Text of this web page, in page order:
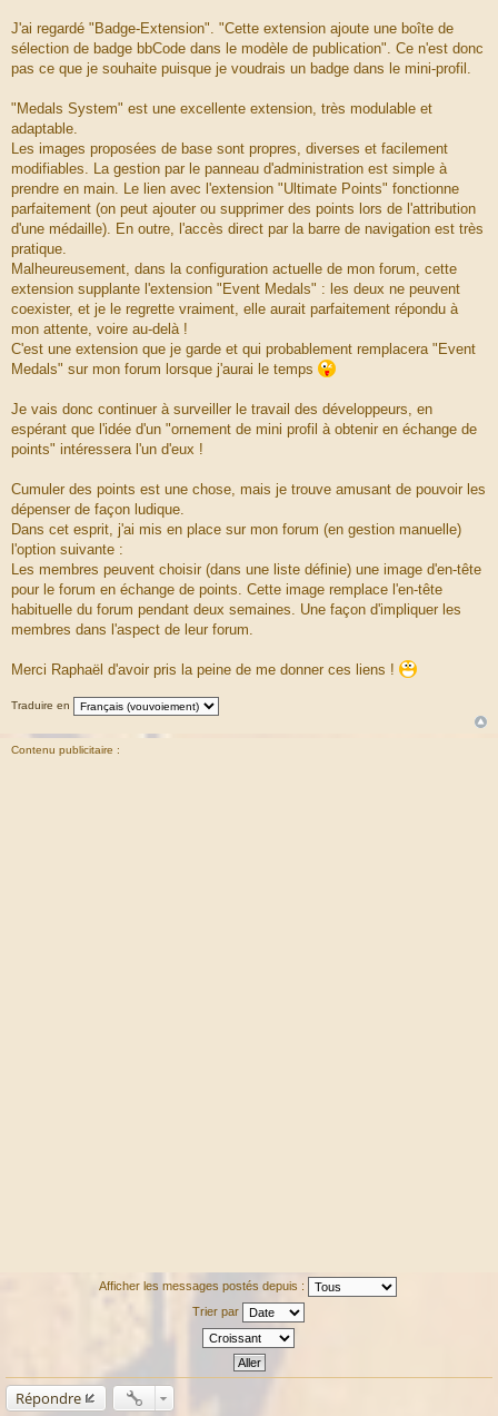
J'ai regardé "Badge-Extension". "Cette extension ajoute une boîte de
sélection de badge bbCode dans le modèle de publication". Ce n'est donc
pas ce que je souhaite puisque je voudrais un badge dans le mini-profil.
"Medals System" est une excellente extension, très modulable et
adaptable.
Les images proposées de base sont propres, diverses et facilement
modifiables. La gestion par le panneau d'administration est simple à
prendre en main. Le lien avec l'extension "Ultimate Points" fonctionne
parfaitement (on peut ajouter ou supprimer des points lors de l'attribution
d'une médaille). En outre, l'accès direct par la barre de navigation est très
pratique.
Malheureusement, dans la configuration actuelle de mon forum, cette
extension supplante l'extension "Event Medals" : les deux ne peuvent
coexister, et je le regrette vraiment, elle aurait parfaitement répondu à
mon attente, voire au-delà !
C'est une extension que je garde et qui probablement remplacera "Event
Medals" sur mon forum lorsque j'aurai le temps
Je vais donc continuer à surveiller le travail des développeurs, en
espérant que l'idée d'un "ornement de mini profil à obtenir en échange de
points" intéressera l'un d'eux !
Cumuler des points est une chose, mais je trouve amusant de pouvoir les
dépenser de façon ludique.
Dans cet esprit, j'ai mis en place sur mon forum (en gestion manuelle)
l'option suivante :
Les membres peuvent choisir (dans une liste définie) une image d'en-tête
pour le forum en échange de points. Cette image remplace l'en-tête
habituelle du forum pendant deux semaines. Une façon d'impliquer les
membres dans l'aspect de leur forum.
Merci Raphaël d'avoir pris la peine de me donner ces liens !
Traduire en
Contenu publicitaire :
Afficher les messages postés depuis :
Trier par
Répondre